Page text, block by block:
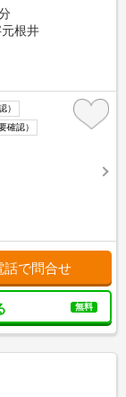
根井
）
確認）
話で問合せ
無料